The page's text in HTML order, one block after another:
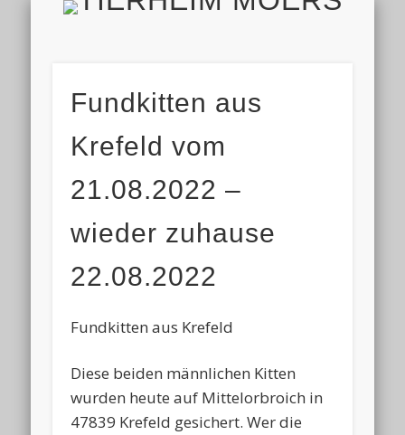
HOME
AKTUELL
ALLE TIERE
HELFEN
TIERHEIM & VEREIN
VIELEN DANK!
IMPRESSUM & DATENSCHUTZ
FINDEFIX
Fundkitten aus
Krefeld vom
21.08.2022 –
wieder zuhause
22.08.2022
Fundkitten aus Krefeld
Diese beiden männlichen Kitten
wurden heute auf Mittelorbroich in
47839 Krefeld gesichert. Wer die